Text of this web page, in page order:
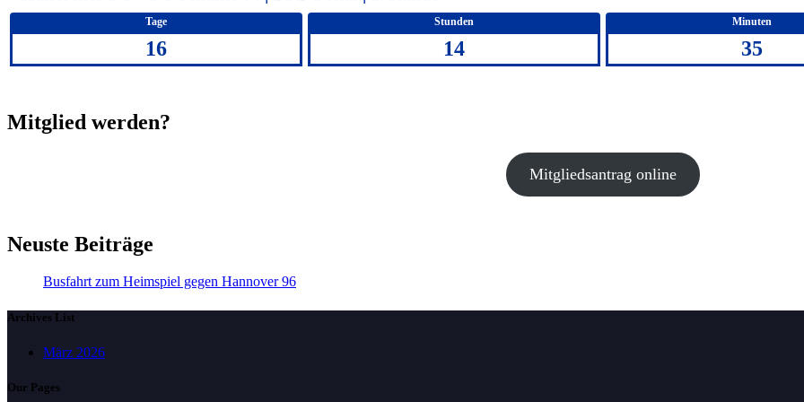
Tage
16
Stunden
14
Minuten
35
Mitglied werden?
Mitgliedsantrag online
Neuste Beiträge
Busfahrt zum Heimspiel gegen Hannover 96
Archives List
März 2026
Our Pages